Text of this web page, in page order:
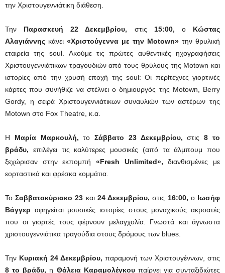
την Χριστουγεννιάτικη διάθεση.
Την Παρασκευή 22 Δεκεμβρίου, στις 15:00, ο Κώστας
Αλαγιάννης κάνει «Χριστούγεννα με την Motown» την θρυλική
εταιρεία της soul. Ακούμε τις πρώτες αυθεντικές ηχογραφήσεις
Χριστουγεννιάτικων τραγουδιών από τους θρύλους της Motown και
ιστορίες από την χρυσή εποχή της soul: Οι περίτεχνες γιορτινές
κάρτες που συνήθιζε να στέλνει ο δημιουργός της Motown, Berry
Gordy, η σειρά Χριστουγεννιάτικων συναυλιών των αστέρων της
Motown στο Fox Theatre, κ.α.
Η Μαρία Μαρκουλή, τοΣάββατο 23 Δεκεμβρίου, στις8 το
βράδυ, επιλέγει τις καλύτερες μουσικές (από τα άλμπουμ που
ξεχώρισαν στην εκπομπή «Fresh Unlimited», διανθισμένες με
εορταστικά και φρέσκα κομμάτια.
ΤοΣαββατοκύριακο 23 και 24 Δεκεμβρίου, στις 16:00, ο Ιωσήφ
Βάγγερ αφηγείται μουσικές ιστορίες στους μοναχικούς ακροατές
που οι γιορτές τους φέρνουν μελαγχολία. Γνωστά και άγνωστα
χριστουγεννιάτικα τραγούδια στους δρόμους των blues.
Την Κυριακή 24 Δεκεμβρίου, παραμονή των Χριστουγέννων, στις
8 το βράδυ, η Θάλεια Καραμολέγκουπαίρνει για συνταξιδιώτες